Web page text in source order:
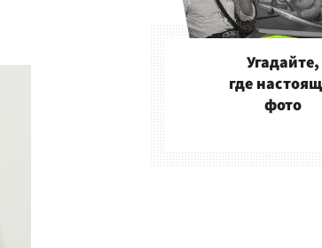
Угадайте,
где
фото